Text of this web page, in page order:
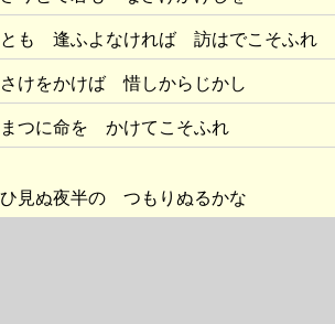
も 逢ふよなければ 訪はでこそふれ
をかけば 惜しからじかし
つに命を かけてこそふれ
ぬ夜半の つもりぬるかな